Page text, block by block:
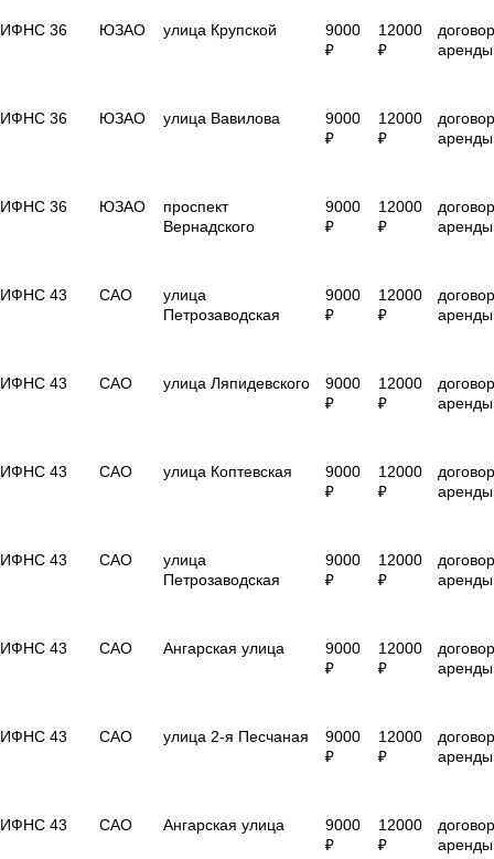
ИФНС 36 ЮЗАО улица Крупской
9000
₽
12000
₽
договор
аренды
ИФНС 36 ЮЗАО улица Вавилова
9000
₽
12000
₽
договор
аренды
ИФНС 36 ЮЗАО
проспект
Вернадского
9000
₽
12000
₽
договор
аренды
ИФНС 43 САО
улица
Петрозаводская
9000
₽
12000
₽
договор
аренды
ИФНС 43 САО улица Ляпидевского
9000
₽
12000
₽
договор
аренды
ИФНС 43 САО улица Коптевская
9000
₽
12000
₽
договор
аренды
ИФНС 43 САО
улица
Петрозаводская
9000
₽
12000
₽
договор
аренды
ИФНС 43 САО Ангарская улица
9000
₽
12000
₽
договор
аренды
ИФНС 43 САО улица 2-я Песчаная
9000
₽
12000
₽
договор
аренды
ИФНС 43 САО Ангарская улица
9000
₽
12000
₽
договор
аренды